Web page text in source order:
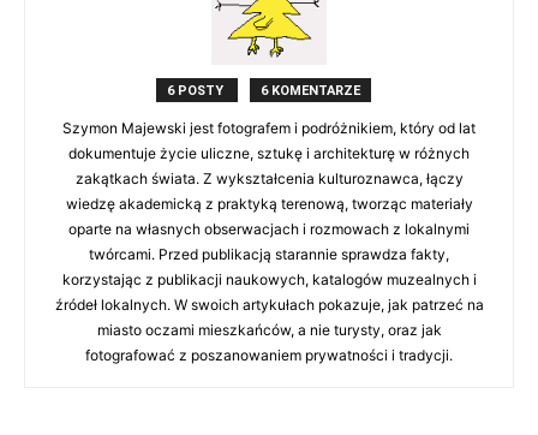
6 POSTY 6 KOMENTARZE
Szymon Majewski jest fotografem i podróżnikiem, który od lat
dokumentuje życie uliczne, sztukę i architekturę w różnych
zakątkach świata. Z wykształcenia kulturoznawca, łączy
wiedzę akademicką z praktyką terenową, tworząc materiały
oparte na własnych obserwacjach i rozmowach z lokalnymi
twórcami. Przed publikacją starannie sprawdza fakty,
korzystając z publikacji naukowych, katalogów muzealnych i
źródeł lokalnych. W swoich artykułach pokazuje, jak patrzeć na
miasto oczami mieszkańców, a nie turysty, oraz jak
fotografować z poszanowaniem prywatności i tradycji.